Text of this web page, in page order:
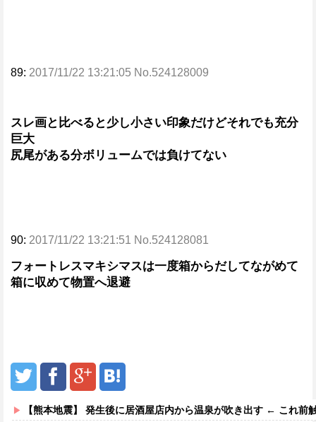
89: 2017/11/22 13:21:05 No.524128009
スレ画と比べると少し小さい印象だけどそれでも充分
巨大
尻尾がある分ボリュームでは負けてない
90: 2017/11/22 13:21:51 No.524128081
フォートレスマキシマスは一度箱からだしてながめて
箱に収めて物置へ退避
【熊本地震】 発生後に居酒屋店内から温泉が吹き出す ← これ前